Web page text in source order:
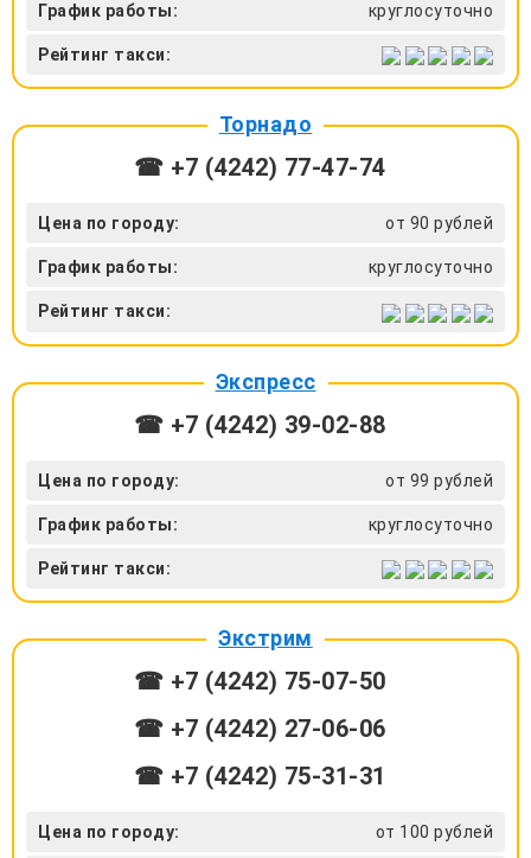
График работы: круглосуточно
Рейтинг такси:
Торнадо
☎ +7 (4242) 77-47-74
Цена по городу: от 90 рублей
График работы: круглосуточно
Рейтинг такси:
Экспресс
☎ +7 (4242) 39‑02-88
Цена по городу: от 99 рублей
График работы: круглосуточно
Рейтинг такси:
Экстрим
☎ +7 (4242) 75‑07-50
☎ +7 (4242) 27‑06-06
☎ +7 (4242) 75‑31-31
Цена по городу: от 100 рублей